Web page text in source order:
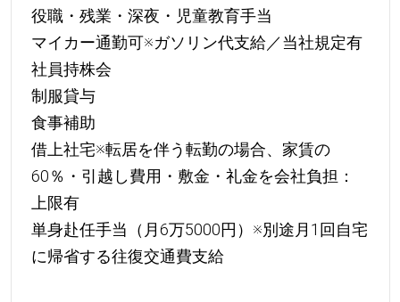
役職・残業・深夜・児童教育手当
マイカー通勤可※ガソリン代支給／当社規定有
社員持株会
制服貸与
食事補助
借上社宅※転居を伴う転勤の場合、家賃の
60％・引越し費用・敷金・礼金を会社負担：
上限有
単身赴任手当（月6万5000円）※別途月1回自宅
に帰省する往復交通費支給